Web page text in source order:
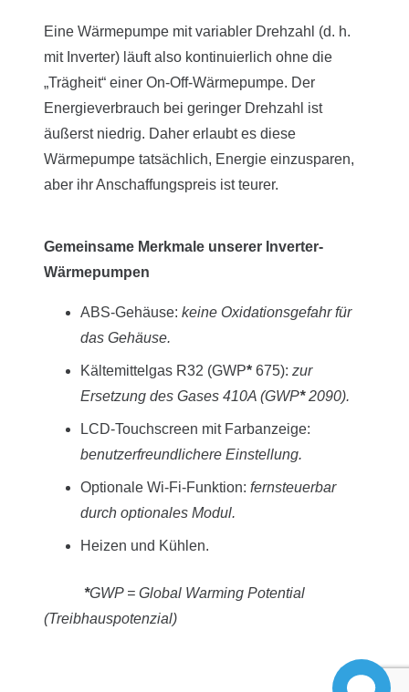
Eine Wärmepumpe mit variabler Drehzahl (d. h.
mit Inverter) läuft also kontinuierlich ohne die
„Trägheit“ einer On-Off-Wärmepumpe. Der
Energieverbrauch bei geringer Drehzahl ist
äußerst niedrig. Daher erlaubt es diese
Wärmepumpe tatsächlich, Energie einzusparen,
aber ihr Anschaffungspreis ist teurer.
Gemeinsame Merkmale unserer Inverter-
Wärmepumpen
ABS-Gehäuse: keine Oxidationsgefahr für
das Gehäuse.
Kältemittelgas R32 (GWP* 675): zur
Ersetzung des Gases 410A (GWP*2090).
LCD-Touchscreen mit Farbanzeige:
benutzerfreundlichere Einstellung.
Optionale Wi-Fi-Funktion: fernsteuerbar
durch optionales Modul.
Heizen und Kühlen.
*GWP = Global Warming Potential
(Treibhauspotenzial)